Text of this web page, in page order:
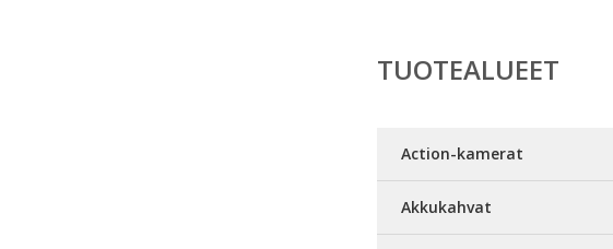
TUOTEALUEET
Action-kamerat
Akkukahvat